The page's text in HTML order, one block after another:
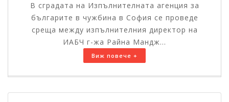
В сградата на Изпълнителната агенция за
българите в чужбина в София се проведе
среща между изпълнителния директор на
ИАБЧ г-жа Райна Мандж...
Виж повече +